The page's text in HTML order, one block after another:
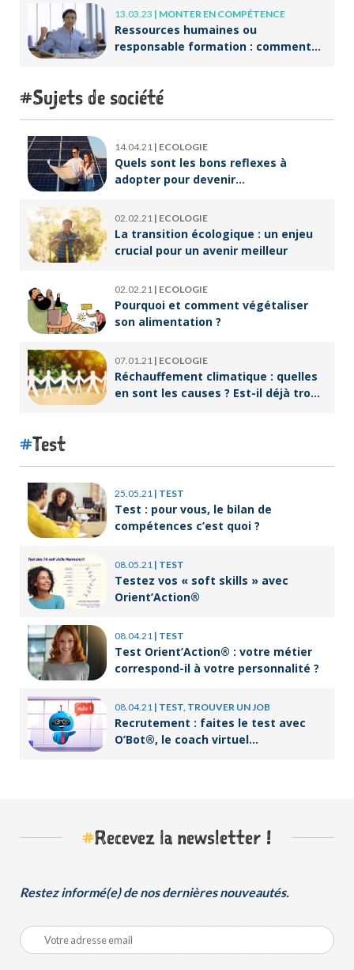
13.03.23 | MONTER EN COMPÉTENCE
Ressources humaines ou
responsable formation : comment
Sujets de société
14.04.21 | ECOLOGIE
Quels sont les bons reflexes à
adopter pour devenir
02.02.21 | ECOLOGIE
La transition écologique : un enjeu
crucial pour un avenir meilleur
02.02.21 | ECOLOGIE
Pourquoi et comment végétaliser
son alimentation ?
07.01.21 | ECOLOGIE
Réchauffement climatique : quelles
en sont les causes ? Est-il déjà trop
Test
25.05.21 | TEST
Test : pour vous, le bilan de
compétences c’est quoi ?
08.05.21 | TEST
Testez vos « soft skills » avec
Orient’Action®
08.04.21 | TEST
Test Orient’Action® : votre métier
correspond-il à votre personnalité ?
08.04.21 | TEST, TROUVER UN JOB
Recrutement : faites le test avec
O’Bot®, le coach virtuel
#Recevez la newsletter !
Restez informé(e) de nos dernières nouveautés.